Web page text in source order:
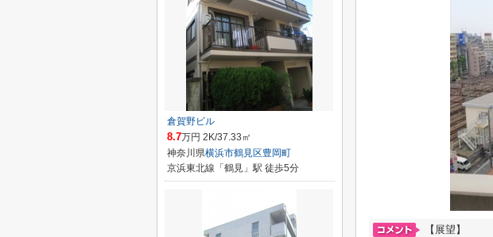
【展望】
倉賀野ビル
8.7万円 2K/37.33㎡
神奈川県横浜市鶴見区豊岡町
京浜東北線「鶴見」駅 徒歩5分